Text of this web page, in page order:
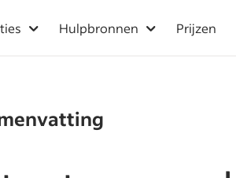
werkgevers
Hulpbronnen Prijzen